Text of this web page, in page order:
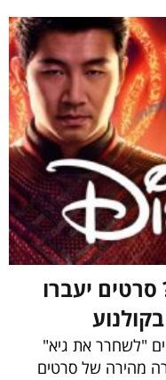
סרטים יעברו
"לשחרר את גיא"
מהירה של סרטים